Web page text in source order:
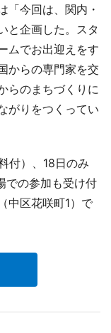
今回は、関内・
と企画した。スタ
ムでお出迎えをす
からの専門家を交
らのまちづくりに
がりをつくってい
付）、18日のみ
の参加も受け付
中区花咲町1）で